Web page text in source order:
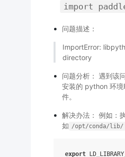
import
问题描述：
ImportError:
directory
问题分析： 遇到该
安装的 python 环
件。
解决办法： 例如：
如 /opt/conda/lib/
export